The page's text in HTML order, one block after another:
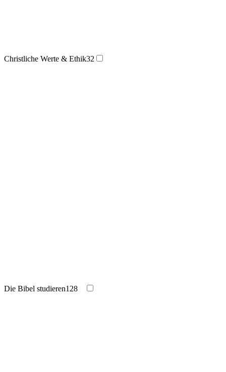
Christliche Werte & Ethik32
Die Bibel studieren128